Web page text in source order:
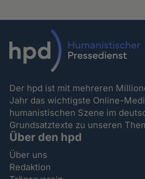
Der hpd ist mit mehreren
Jahr das wichtigste Online-
humanistischen Szene im
Grundsatztexte zu unseren
Über den hpd
Über uns
Redaktion